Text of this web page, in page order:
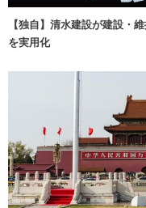
【独自】清水建設が建設・
を実用化